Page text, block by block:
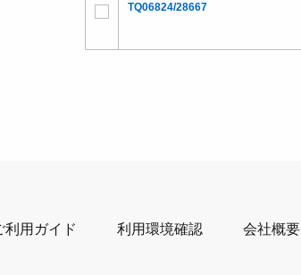
TQ06824/28667
利用ガイド 利用環境確認 会社概要